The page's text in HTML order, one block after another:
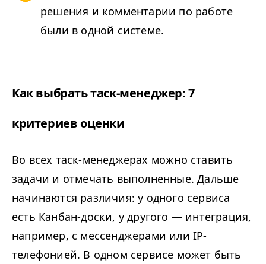
решения и комментарии по работе
были в одной системе.
Как выбрать таск-менеджер: 7
критериев оценки
Во всех таск-менеджерах можно ставить
задачи и отмечать выполненные. Дальше
начинаются различия: у одного сервиса
есть Канбан-доски, у другого — интеграция,
например, с мессенджерами или IP-
телефонией. В одном сервисе может быть